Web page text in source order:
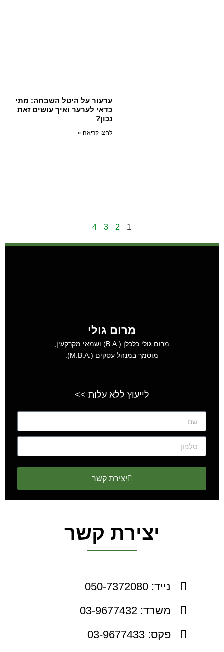
ערעור על היטל השבחה: מתי
כדאי לערער ואיך עושים זאת
נכון?
לחצו קריאה »
1
2
3
4
מרום גולי
מרום גולי כלכלן (.B.A) ושמאי מקרקעין,
מוסמך במנהל עסקים (.M.B.A).
לייעוץ ללא עלות >>
יצירת קשר
יצירת קשר
נייד: 050-7372080
משרד: 03-9677432
פקס: 03-9677433